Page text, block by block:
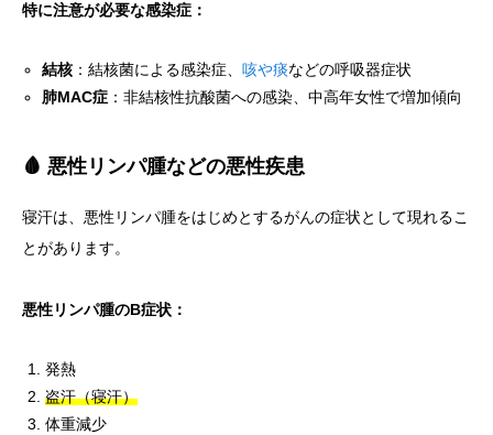
特に注意が必要な感染症：
結核 ：結核菌による感染症、咳や痰などの呼吸器症状
肺MAC症 ：非結核性抗酸菌への感染、中高年女性で増加傾向
🩸 悪性リンパ腫などの悪性疾患
寝汗は、悪性リンパ腫をはじめとするがんの症状として現れるこ
とがあります。
悪性リンパ腫のB症状：
発熱
盗汗（寝汗）
体重減少